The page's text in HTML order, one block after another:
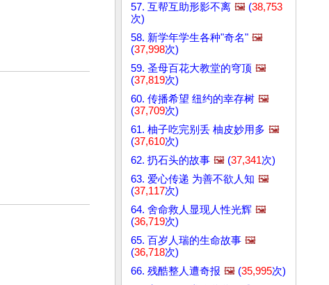
57. 互帮互助形影不离 🖼️ (38,753
次)
58. 新学年学生各种"奇名" 🖼️
(37,998次)
59. 圣母百花大教堂的穹顶 🖼️
(37,819次)
60. 传播希望 纽约的幸存树 🖼️
(37,709次)
61. 柚子吃完别丢 柚皮妙用多 🖼️
(37,610次)
62. 扔石头的故事 🖼️ (37,341次)
63. 爱心传递 为善不欲人知 🖼️
(37,117次)
64. 舍命救人显现人性光辉 🖼️
(36,719次)
65. 百岁人瑞的生命故事 🖼️
(36,718次)
66. 残酷整人遭奇报 🖼️ (35,995次)